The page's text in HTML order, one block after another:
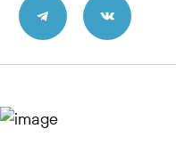
Пресс-центр
Контакты